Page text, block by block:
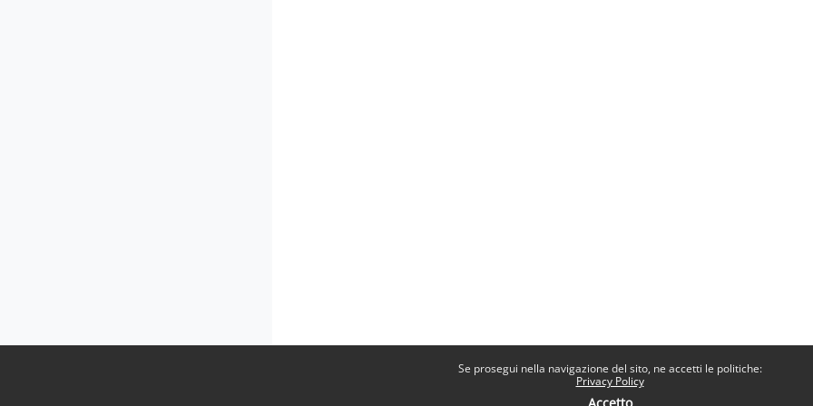
Se prosegui nella navigazione del sito, ne accetti le politiche:
Privacy Policy